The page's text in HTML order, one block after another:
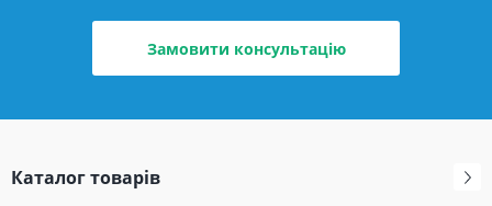
Замовити консультацію
Каталог товарів